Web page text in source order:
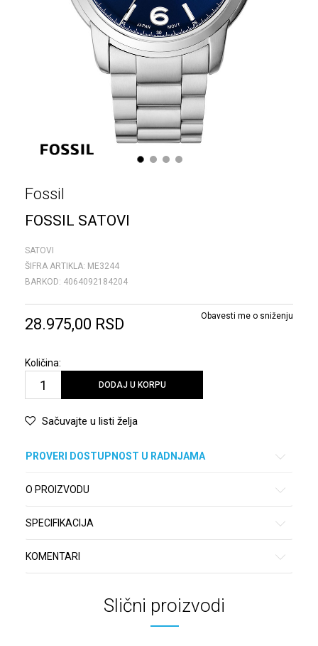
1 2 3 4
Fossil
FOSSIL SATOVI
SATOVI
ŠIFRA ARTIKLA: ME3244
BARKOD: 4064092184204
28.975,00 RSD Obavesti me o sniženju
Količina:
DODAJ U KORPU
Sačuvajte u listi želja
PROVERI DOSTUPNOST U RADNJAMA
O PROIZVODU
SPECIFIKACIJA
KOMENTARI
Slični proizvodi